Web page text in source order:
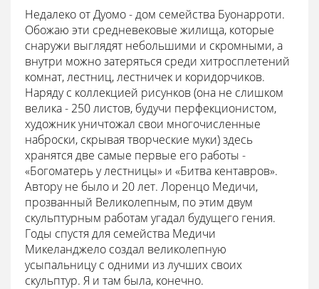
Недалеко от Дуомо - дом семейства Буонарроти.
Обожаю эти средневековые жилища, которые
снаружи выглядят небольшими и скромными, а
внутри можно затеряться среди хитросплетений
комнат, лестниц, лестничек и коридорчиков.
Наряду с коллекцией рисунков (она не слишком
велика - 250 листов, будучи перфекционистом,
художник уничтожал свои многочисленные
наброски, скрывая творческие муки) здесь
хранятся две самые первые его работы -
«Богоматерь у лестницы» и «Битва кентавров».
Автору не было и 20 лет. Лоренцо Медичи,
прозванный Великолепным, по этим двум
скульптурным работам угадал будущего гения.
Годы спустя для семейства Медичи
Микеланджело создал великолепную
усыпальницу с одними из лучших своих
скульптур. Я и там была, конечно.